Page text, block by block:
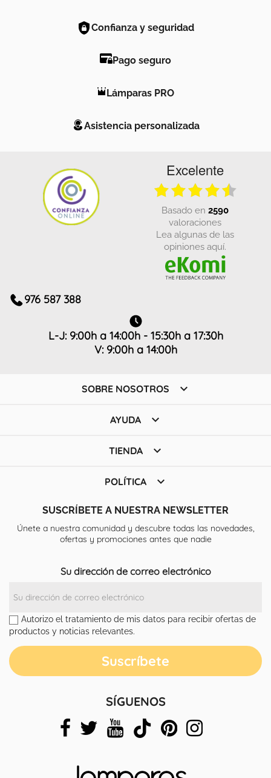
Confianza y seguridad
Pago seguro
Lámparas PRO
Asistencia personalizada
Excelente
basado en 2590
valoraciones
Lea algunas de las
opiniones aquí.
976 587 388
L-J: 9:00h a 14:00h - 15:30h a 17:30h
V: 9:00h a 14:00h
SOBRE NOSOTROS 
AYUDA 
TIENDA 
POLÍTICA 
SUSCRÍBETE A NUESTRA NEWSLETTER
Únete a nuestra comunidad y descubre todas las novedades,
ofertas y promociones antes que nadie
Su dirección de correo electrónico
Autorizo el tratamiento de mis datos para recibir ofertas de
productos y noticias relevantes.
SÍGUENOS